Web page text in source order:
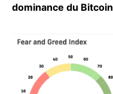
dominance du Bitcoin